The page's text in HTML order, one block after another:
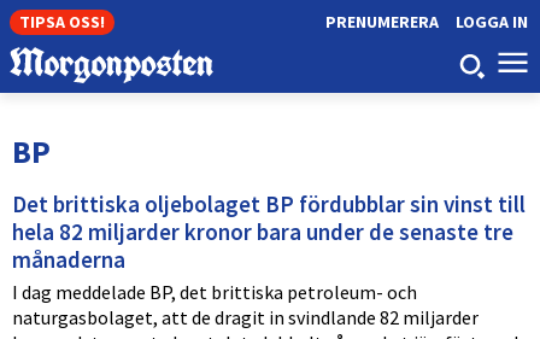
TIPSA OSS! LOGGA IN
PRENUMERERA
BP
Det brittiska oljebolaget BP fördubblar sin vinst till
hela 82 miljarder kronor bara under de senaste tre
månaderna
I dag meddelade BP, det brittiska petroleum- och
naturgasbolaget, att de dragit in svindlande 82 miljarder